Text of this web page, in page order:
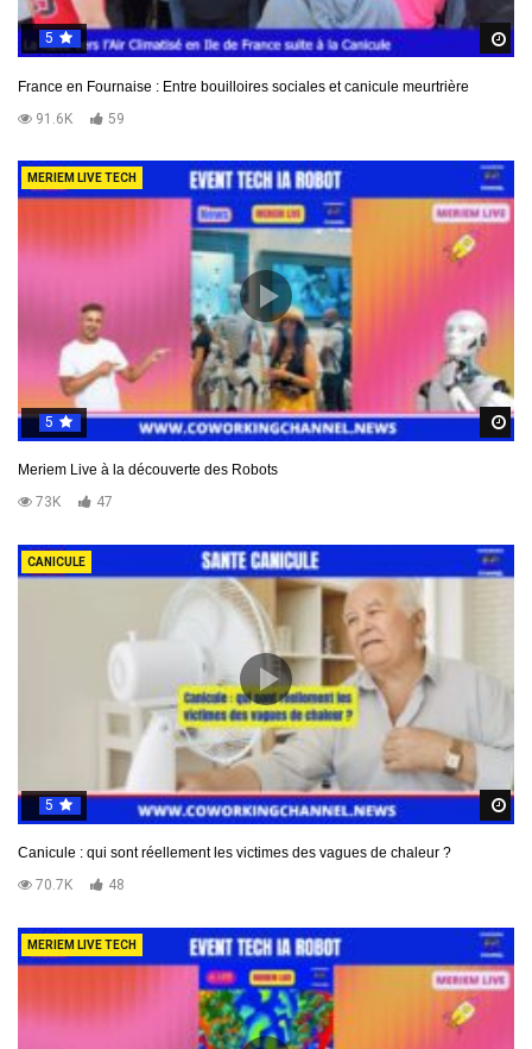
5
France en Fournaise : Entre bouilloires sociales et canicule meurtrière
91.6K
59
MERIEM LIVE TECH
5
Meriem Live à la découverte des Robots
73K
47
CANICULE
5
Canicule : qui sont réellement les victimes des vagues de chaleur ?
70.7K
48
MERIEM LIVE TECH